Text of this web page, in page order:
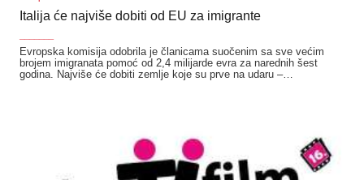
Italija će najviše dobiti od EU za imigrante
Evropska komisija odobrila je članicama suočenim sa sve većim
brojem imigranata pomoć od 2,4 milijarde evra za narednih šest
godina. Najviše će dobiti zemlje koje su prve na udaru –…